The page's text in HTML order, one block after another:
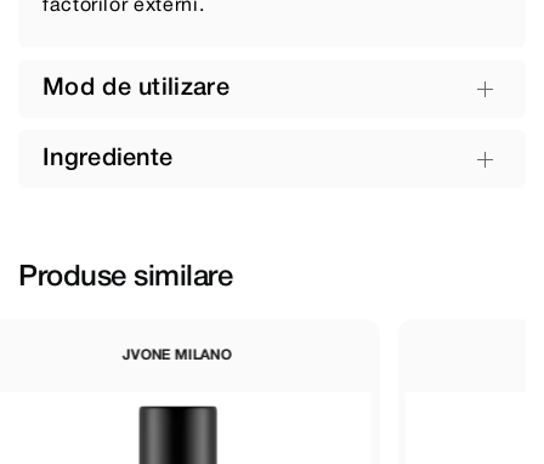
factorilor externi.
Mod de utilizare
Ingrediente
Produse similare
JVONE MILANO